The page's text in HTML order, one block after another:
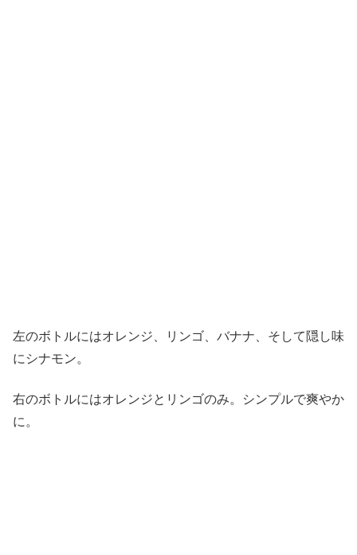
左のボトルにはオレンジ、リンゴ、バナナ、そして隠し味
にシナモン。
右のボトルにはオレンジとリンゴのみ。シンプルで爽やか
に。